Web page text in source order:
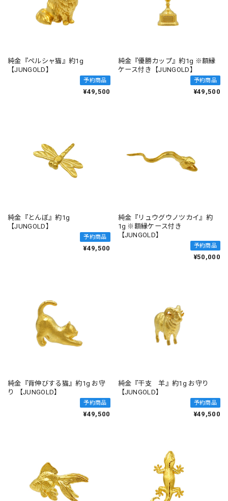
純金『ペルシャ猫』約1g
【JUNGOLD】
予約商品
¥49,500
純金『優勝カップ』約1g ※額縁
ケース付き【JUNGOLD】
予約商品
¥49,500
純金『とんぼ』約1g
【JUNGOLD】
予約商品
¥49,500
純金『リュウグウノツカイ』約
1g ※額縁ケース付き
【JUNGOLD】
予約商品
¥50,000
純金『背伸びする猫』約1g お守
り 【JUNGOLD】
予約商品
¥49,500
純金『干支 羊』約1g お守り
【JUNGOLD】
予約商品
¥49,500